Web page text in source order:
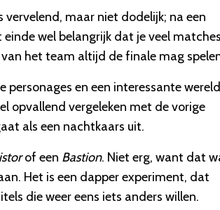
maar niet dodelijk; na een
wel belangrijk dat je veel matches
het team altijd de finale mag
en een interessante
opvallend vergeleken met de vorige
als een nachtkaars uit.
of een Bastion. Niet erg, want dat
Het is een dapper experiment, dat
die weer eens iets anders willen.